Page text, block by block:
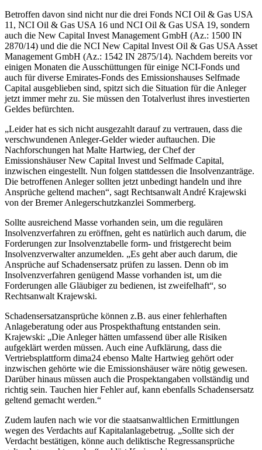
Betroffen davon sind nicht nur die drei Fonds NCI Oil & Gas USA
11, NCI Oil & Gas USA 16 und NCI Oil & Gas USA 19, sondern
auch die New Capital Invest Management GmbH (Az.: 1500 IN
2870/14) und die die NCI New Capital Invest Oil & Gas USA Asset
Management GmbH (Az.: 1542 IN 2875/14). Nachdem bereits vor
einigen Monaten die Ausschüttungen für einige NCI-Fonds und
auch für diverse Emirates-Fonds des Emissionshauses Selfmade
Capital ausgeblieben sind, spitzt sich die Situation für die Anleger
jetzt immer mehr zu. Sie müssen den Totalverlust ihres investierten
Geldes befürchten.
„Leider hat es sich nicht ausgezahlt darauf zu vertrauen, dass die
verschwundenen Anleger-Gelder wieder auftauchen. Die
Nachforschungen hat Malte Hartwieg, der Chef der
Emissionshäuser New Capital Invest und Selfmade Capital,
inzwischen eingestellt. Nun folgen stattdessen die Insolvenzanträge.
Die betroffenen Anleger sollten jetzt unbedingt handeln und ihre
Ansprüche geltend machen“, sagt Rechtsanwalt André Krajewski
von der Bremer Anlegerschutzkanzlei Sommerberg.
Sollte ausreichend Masse vorhanden sein, um die regulären
Insolvenzverfahren zu eröffnen, geht es natürlich auch darum, die
Forderungen zur Insolvenztabelle form- und fristgerecht beim
Insolvenzverwalter anzumelden. „Es geht aber auch darum, die
Ansprüche auf Schadensersatz prüfen zu lassen. Denn ob im
Insolvenzverfahren genügend Masse vorhanden ist, um die
Forderungen alle Gläubiger zu bedienen, ist zweifelhaft“, so
Rechtsanwalt Krajewski.
Schadensersatzansprüche können z.B. aus einer fehlerhaften
Anlageberatung oder aus Prospekthaftung entstanden sein.
Krajewski: „Die Anleger hätten umfassend über alle Risiken
aufgeklärt werden müssen. Auch eine Aufklärung, dass die
Vertriebsplattform dima24 ebenso Malte Hartwieg gehört oder
inzwischen gehörte wie die Emissionshäuser wäre nötig gewesen.
Darüber hinaus müssen auch die Prospektangaben vollständig und
richtig sein. Tauchen hier Fehler auf, kann ebenfalls Schadensersatz
geltend gemacht werden.“
Zudem laufen nach wie vor die staatsanwaltlichen Ermittlungen
wegen des Verdachts auf Kapitalanlagebetrug. „Sollte sich der
Verdacht bestätigen, könne auch deliktische Regressansprüche